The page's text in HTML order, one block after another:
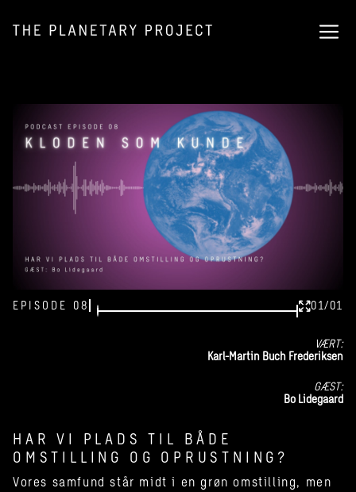
EPISODE 08 01/01
VÆRT:
Karl-Martin Buch Frederiksen
GÆST:
Bo Lidegaard
HAR VI PLADS TIL BÅDE
OMSTILLING OG OPRUSTNING?
Vores samfund står midt i en grøn omstilling, men